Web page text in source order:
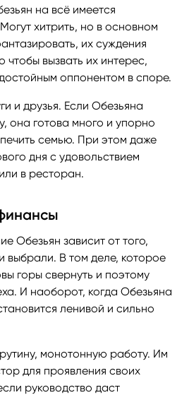
на всё имеется
хитрить, но в основном
их суждения
чтобы вызвать их интерес,
оппонентом в споре.
и друзья. Если Обезьяна
она готова много и упорно
семью. При этом даже
дня с удовольствием
в ресторан.
Обезьян зависит от того,
В том деле, которое
горы свернуть и поэтому
И наоборот, когда Обезьяна
ленивой и сильно
монотонную работу. Им
для проявления своих
руководство даст